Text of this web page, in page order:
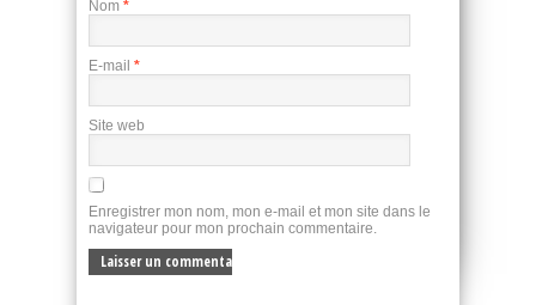
Nom *
E-mail *
Site web
Enregistrer mon nom, mon e-mail et mon site dans le
navigateur pour mon prochain commentaire.